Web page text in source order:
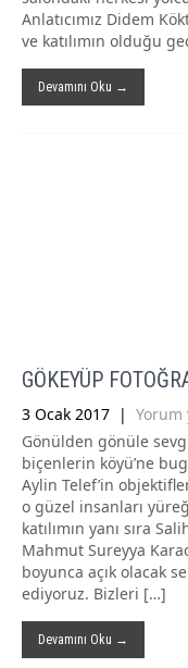
Anlatıcımız Didem
ve katılımın olduğu
Devamını Oku →
GÖKEYÜP
3 Ocak 2017 | Yorum
Gönülden gönüle
biçenlerin köyü’ne
Aylin Telef’in
o güzel insanları
katılımın yanı sıra
Mahmut Sureyya
boyunca açık olacak
ediyoruz. Bizleri […]
Devamını Oku →